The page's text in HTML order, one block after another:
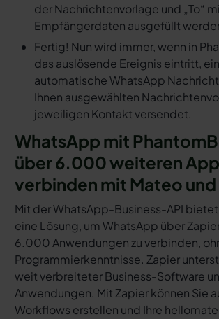
der Nachrichtenvorlage und „To“
Empfängerdaten ausgefüllt
Fertig! Nun wird immer, wenn in
das auslösende Ereignis eintritt,
automatische WhatsApp
Ihnen ausgewählten
jeweiligen Kontakt versendet.
WhatsApp mit
über 6.000 weiteren
verbinden mit Mateo und
Mit der WhatsApp-Business-API
eine Lösung, um WhatsApp über
6.000 Anwendungenzu verbinden,
Programmierkenntnisse. Zapier
weit verbreiteter Business-Software
Anwendungen. Mit Zapier können Sie
Workflows erstellen und Ihre